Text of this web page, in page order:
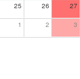
25 26 27
1 2 3